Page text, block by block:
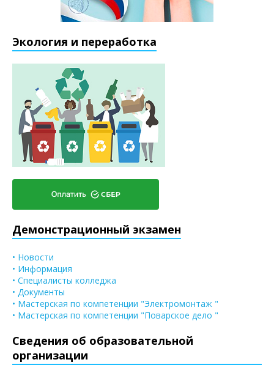
Экология и переработка
Демонстрационный экзамен
• Новости
• Информация
• Специалисты колледжа
• Документы
• Мастерская по компетенции "Электромонтаж "
• Мастерская по компетенции "Поварское дело "
Сведения об образовательной
организации